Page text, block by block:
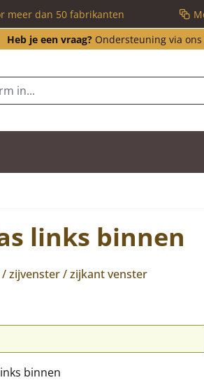
meer dan 50 fabrikanten
Heb je een vraag?Ondersteuning via ons
links binnen
zijvenster / zijkant venster